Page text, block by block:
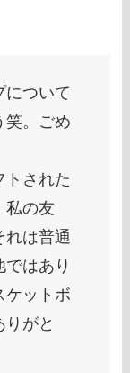
ついて
笑。ごめ
トされた
私の友
れは普通
はあり
ケットボ
がと